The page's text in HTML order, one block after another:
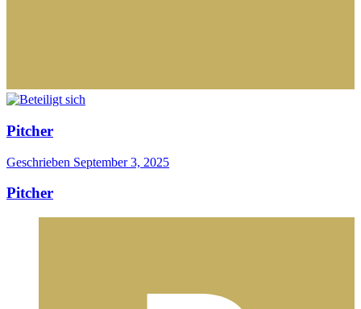
Pitcher
Geschrieben September 3, 2025
Pitcher